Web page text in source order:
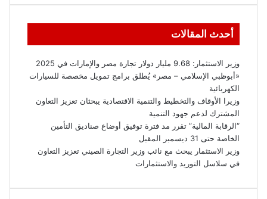
أحدث المقالات
وزير الاستثمار: 9.68 مليار دولار تجارة مصر والإمارات في 2025
«أبوظبي الإسلامي – مصر» يُطلق برامج تمويل مخصصة للسيارات
الكهربائية
وزيرا الأوقاف والتخطيط والتنمية الاقتصادية يبحثان تعزيز التعاون
المشترك لدعم جهود التنمية
“الرقابة المالية” تقرر مد فترة توفيق أوضاع صناديق التأمين
الخاصة حتى 31 ديسمبر المقبل
وزير الاستثمار يبحث مع نائب وزير التجارة الصيني تعزيز التعاون
في سلاسل التوريد والاستثمارات